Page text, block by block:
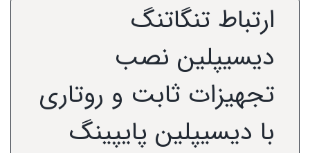
ارتباط تنگاتنگ
دیسیپلین نصب
تجهیزات ثابت و روتاری
با دیسیپلین پایپینگ